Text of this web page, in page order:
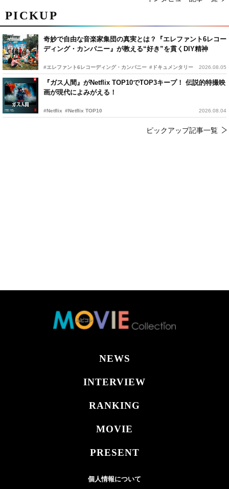
PICKUP
奇妙で自由な音楽家集団の真実とは？『エレファント6レコー
ディング・カンパニー』が教える“好き”を貫くDIY精神
#エレファント6レコーディング・カンパニー #ドキュメンタリー 2026.08.05
『ガス人間』がNetflix TOP10でTOP3キープ！ 伝説的特撮映
画が現代によみがえる！
#Netflix #Netflix TOP10 2026.08.04
ピックアップ記事一覧
NEWS
INTERVIEW
RANKING
MOVIE
PRESENT
個人情報について